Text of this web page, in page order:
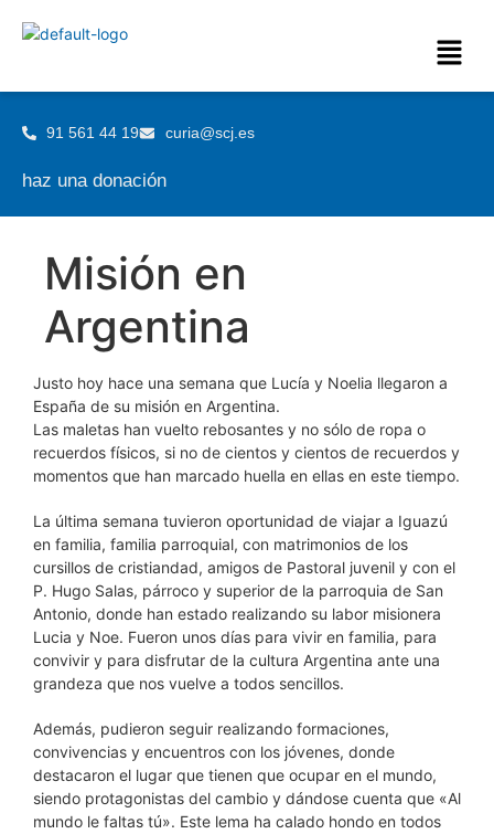
91 561 44 19 curia@scj.es
haz una donación
Misión en
Argentina
Justo hoy hace una semana que Lucía y Noelia llegaron a
España de su misión en Argentina.
Las maletas han vuelto rebosantes y no sólo de ropa o
recuerdos físicos, si no de cientos y cientos de recuerdos y
momentos que han marcado huella en ellas en este tiempo.
La última semana tuvieron oportunidad de viajar a Iguazú
en familia, familia parroquial, con matrimonios de los
cursillos de cristiandad, amigos de Pastoral juvenil y con el
P. Hugo Salas, párroco y superior de la parroquia de San
Antonio, donde han estado realizando su labor misionera
Lucia y Noe. Fueron unos días para vivir en familia, para
convivir y para disfrutar de la cultura Argentina ante una
grandeza que nos vuelve a todos sencillos.
Además, pudieron seguir realizando formaciones,
convivencias y encuentros con los jóvenes, donde
destacaron el lugar que tienen que ocupar en el mundo,
siendo protagonistas del cambio y dándose cuenta que «Al
mundo le faltas tú». Este lema ha calado hondo en todos